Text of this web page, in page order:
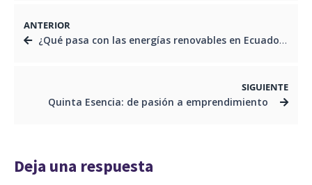
ANTERIOR
¿Qué pasa con las energías renovables en Ecuador?
SIGUIENTE
Quinta Esencia: de pasión a emprendimiento
Deja una respuesta